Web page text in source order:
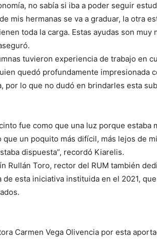
no sabía si iba a poder seguir
mis hermanas se va a graduar, la otra
toda la carga. Estas ayudas son muy
tuvieron experiencia de trabajo en
quedó profundamente impresionada
por lo que no dudó en brindarles esta
fue como que una luz porque estaba
un poquito más difícil, más lejos de
dispuesta”, recordó Kiarelis.
Rullán Toro, rector del RUM también
esta iniciativa instituida en el 2021,
Carmen Vega Olivencia por esta